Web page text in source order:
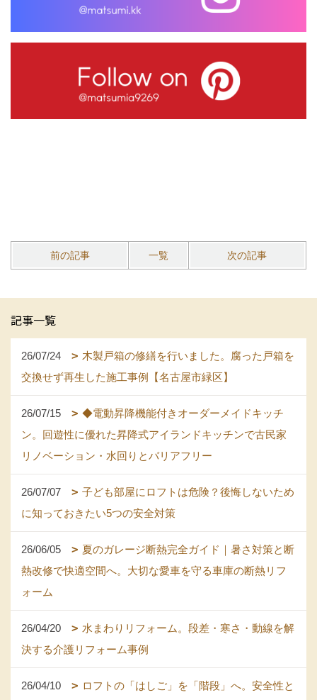
前の記事 一覧 次の記事
記事一覧
26/07/24
木製戸箱の修繕を行いました。腐った戸箱を
交換せず再生した施工事例【名古屋市緑区】
26/07/15
◆電動昇降機能付きオーダーメイドキッチ
ン。回遊性に優れた昇降式アイランドキッチンで古民家
リノベーション・水回りとバリアフリー
26/07/07
子ども部屋にロフトは危険？後悔しないため
に知っておきたい5つの安全対策
26/06/05
夏のガレージ断熱完全ガイド｜暑さ対策と断
熱改修で快適空間へ。大切な愛車を守る車庫の断熱リフ
ォーム
26/04/20
水まわりリフォーム。段差・寒さ・動線を解
決する介護リフォーム事例
26/04/10
ロフトの「はしご」を「階段」へ。安全性と